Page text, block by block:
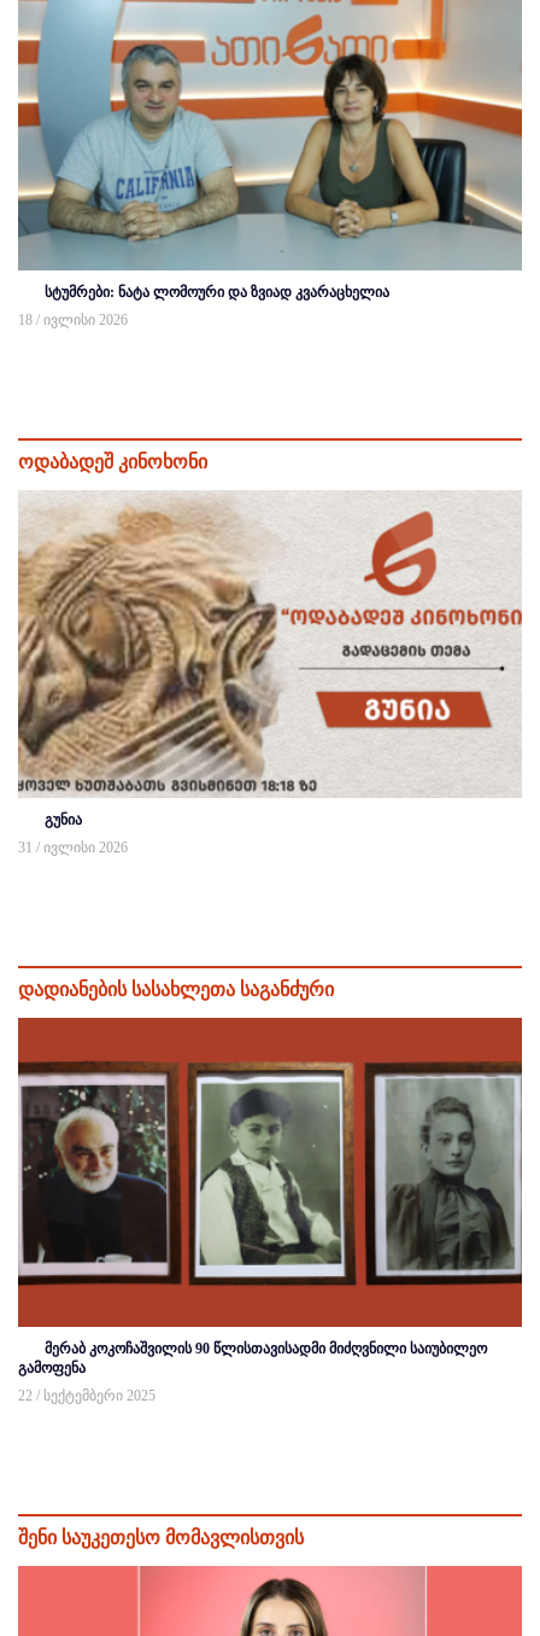
სტუმრები: ნატა ლომოური და ზვიად კვარაცხელია
18 / ივლისი 2026
ოდაბადეშ კინოხონი
გუნია
31 / ივლისი 2026
დადიანების სასახლეთა საგანძური
მერაბ კოკოჩაშვილის 90 წლისთავისადმი მიძღვნილი საიუბილეო
გამოფენა
22 / სექტემბერი 2025
შენი საუკეთესო მომავლისთვის